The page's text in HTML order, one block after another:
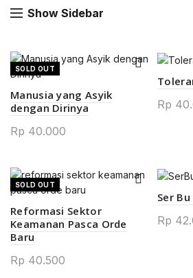
Show Sidebar
SOLD OUT
Manusia yang Asyik
dengan Dirinya
Rp 40.000
Rp
SOLD OUT
Reformasi Sektor
Keamanan Pasca Orde
Baru
Rp 40.500
Ser Bu
Rp